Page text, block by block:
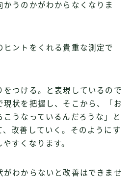
うのかがわからなくなりま
ントをくれる貴重な測定で
をつける。と表現しているので
現状を把握し、そこから、「お
うなっているんだろうな」と
、改善していく。そのようにす
すくなります。
がわからないと改善はできませ